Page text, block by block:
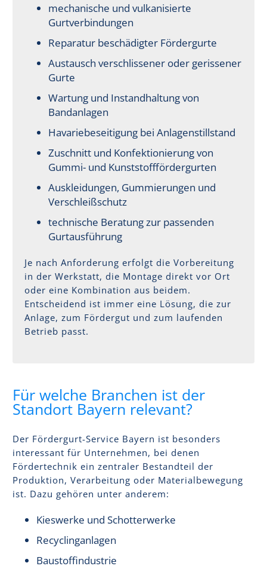
mechanische und vulkanisierte
Gurtverbindungen
Reparatur beschädigter Fördergurte
Austausch verschlissener oder gerissener
Gurte
Wartung und Instandhaltung von
Bandanlagen
Havariebeseitigung bei Anlagenstillstand
Zuschnitt und Konfektionierung von
Gummi- und Kunststofffördergurten
Auskleidungen, Gummierungen und
Verschleißschutz
technische Beratung zur passenden
Gurtausführung
Je nach Anforderung erfolgt die Vorbereitung
in der Werkstatt, die Montage direkt vor Ort
oder eine Kombination aus beidem.
Entscheidend ist immer eine Lösung, die zur
Anlage, zum Fördergut und zum laufenden
Betrieb passt.
Für welche Branchen ist der
Standort Bayern relevant?
Der Fördergurt-Service Bayern ist besonders
interessant für Unternehmen, bei denen
Fördertechnik ein zentraler Bestandteil der
Produktion, Verarbeitung oder Materialbewegung
ist. Dazu gehören unter anderem:
Kieswerke und Schotterwerke
Recyclinganlagen
Baustoffindustrie